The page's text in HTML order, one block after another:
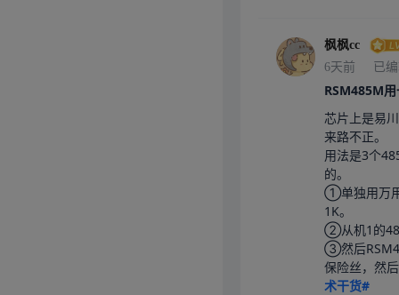
枫枫cc
6天前
已
RSM485M
芯片上是易
来路不正。
用法是3个
的。
①单独用万
1K。
②从机1的
③然后
保险丝，然
术干货#